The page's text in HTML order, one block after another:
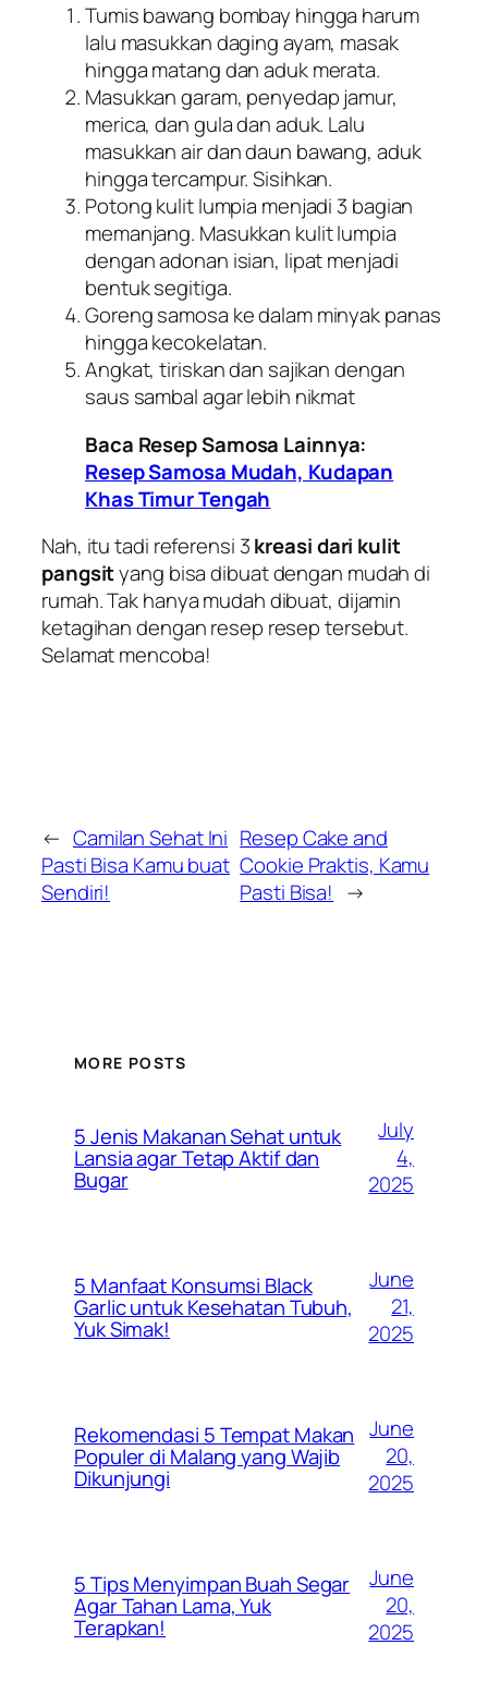
Tumis bawang bombay hingga harum
lalu masukkan daging ayam, masak
hingga matang dan aduk merata.
Masukkan garam, penyedap jamur,
merica, dan gula dan aduk. Lalu
masukkan air dan daun bawang, aduk
hingga tercampur. Sisihkan.
Potong kulit lumpia menjadi 3 bagian
memanjang. Masukkan kulit lumpia
dengan adonan isian, lipat menjadi
bentuk segitiga.
Goreng samosa ke dalam minyak panas
hingga kecokelatan.
Angkat, tiriskan dan sajikan dengan
saus sambal agar lebih nikmat
Baca Resep Samosa Lainnya:
Resep Samosa Mudah, Kudapan
Khas Timur Tengah
Nah, itu tadi referensi 3kreasi dari kulit
pangsityang bisa dibuat dengan mudah di
rumah. Tak hanya mudah dibuat, dijamin
ketagihan dengan resep resep tersebut.
Selamat mencoba!
← Camilan Sehat Ini
Pasti Bisa Kamu buat
Sendiri!
Resep Cake and
Cookie Praktis, Kamu
Pasti Bisa! →
MORE POSTS
5 Jenis Makanan Sehat untuk
Lansia agar Tetap Aktif dan
Bugar
July
4,
2025
5 Manfaat Konsumsi Black
Garlic untuk Kesehatan Tubuh,
Yuk Simak!
June
21,
2025
Rekomendasi 5 Tempat Makan
Populer di Malang yang Wajib
Dikunjungi
June
20,
2025
5 Tips Menyimpan Buah Segar
Agar Tahan Lama, Yuk
Terapkan!
June
20,
2025